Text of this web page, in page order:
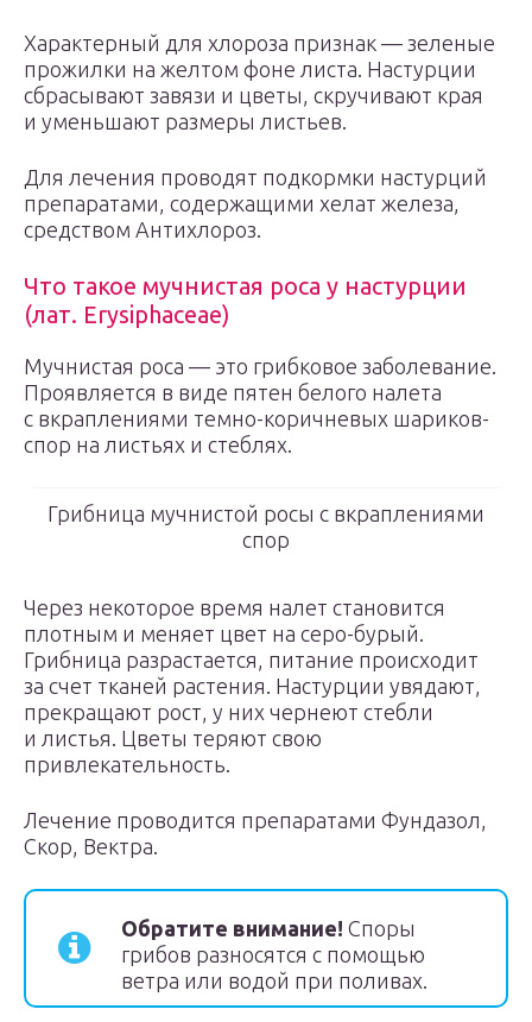
Характерный для хлороза признак — зеленые
прожилки на желтом фоне листа. Настурции
сбрасывают завязи и цветы, скручивают края
и уменьшают размеры листьев.
Для лечения проводят подкормки настурций
препаратами, содержащими хелат железа,
средством Антихлороз.
Что такое мучнистая роса у настурции
(лат. Erysiphaceae)
Мучнистая роса — это грибковое заболевание.
Проявляется в виде пятен белого налета
с вкраплениями темно-коричневых шариков-
спор на листьях и стеблях.
Грибница мучнистой росы с вкраплениями
спор
Через некоторое время налет становится
плотным и меняет цвет на серо-бурый.
Грибница разрастается, питание происходит
за счет тканей растения. Настурции увядают,
прекращают рост, у них чернеют стебли
и листья. Цветы теряют свою
привлекательность.
Лечение проводится препаратами Фундазол,
Скор, Вектра.
Обратите внимание! Споры
грибов разносятся с помощью
ветра или водой при поливах.